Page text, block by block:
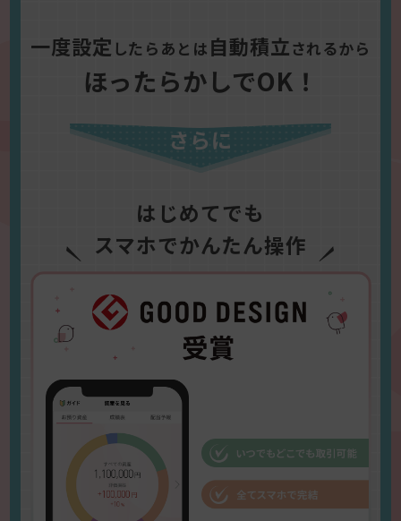
一度設定 したらあとは 自動積立されるから
ほったらかしでOK！
さらに
はじめてでも
スマホでかんたん操作